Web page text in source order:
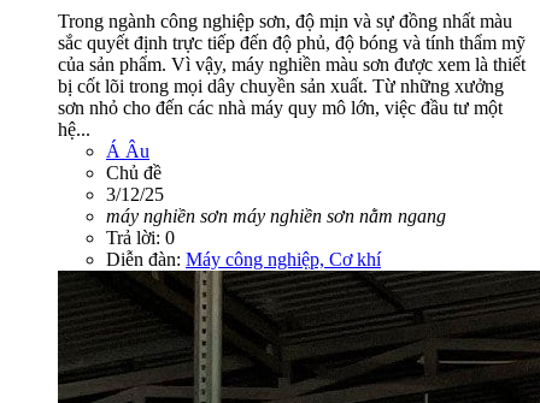
Trong ngành công nghiệp sơn, độ mịn và sự đồng nhất màu
sắc quyết định trực tiếp đến độ phủ, độ bóng và tính thẩm mỹ
của sản phẩm. Vì vậy, máy nghiền màu sơn được xem là thiết
bị cốt lõi trong mọi dây chuyền sản xuất. Từ những xưởng
sơn nhỏ cho đến các nhà máy quy mô lớn, việc đầu tư một
hệ...
Á Âu
Chủ đề
3/12/25
máy nghiền sơn máy nghiền sơn nằm ngang
Trả lời: 0
Diễn đàn: Máy công nghiệp, Cơ khí